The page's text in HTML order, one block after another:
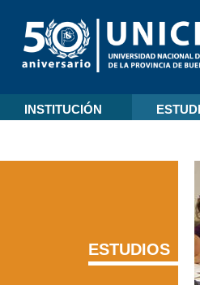
INSTITUCIÓN
ESTUDIOS